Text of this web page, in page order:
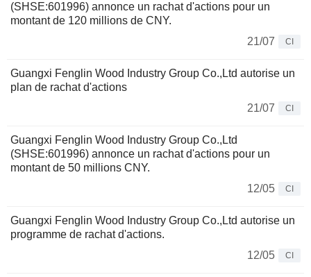
(SHSE:601996) annonce un rachat d'actions pour un
montant de 120 millions de CNY.
21/07
CI
Guangxi Fenglin Wood Industry Group Co.,Ltd autorise un
plan de rachat d'actions
21/07
CI
Guangxi Fenglin Wood Industry Group Co.,Ltd
(SHSE:601996) annonce un rachat d'actions pour un
montant de 50 millions CNY.
12/05
CI
Guangxi Fenglin Wood Industry Group Co.,Ltd autorise un
programme de rachat d'actions.
12/05
CI